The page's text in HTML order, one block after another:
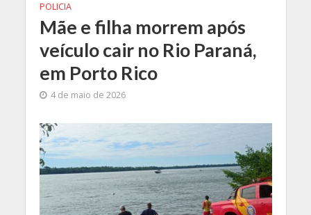
POLICIA
Mãe e filha morrem após
veículo cair no Rio Paraná,
em Porto Rico
4 de maio de 2026